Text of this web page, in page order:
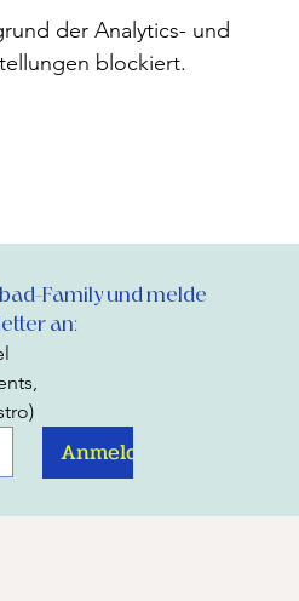
der Analytics- und
blockiert.
Family und melde
an:
Anmelden